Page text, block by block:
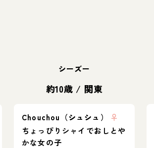
シーズー
約10歳 / 関東
Chouchou（シュシュ）
♀
ちょっぴりシャイでおしとや
かな女の子